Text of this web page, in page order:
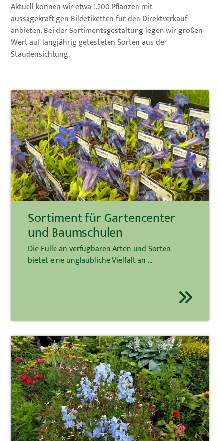
Aktuell können wir etwa 1.200 Pflanzen mit
aussagekräftigen Bildetiketten für den Direktverkauf
anbieten. Bei der Sortimentsgestaltung legen wir großen
Wert auf langjährig getesteten Sorten aus der
Staudensichtung.
Sortiment für Gartencenter
und Baumschulen
Die Fülle an verfügbaren Arten und Sorten
bietet eine unglaubliche Vielfalt an …